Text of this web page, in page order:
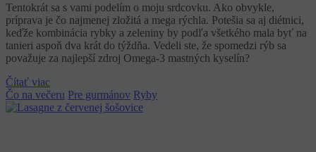
Tentokrát sa s vami podelím o moju srdcovku. Ako obvykle,
príprava je čo najmenej zložitá a mega rýchla. Potešia sa aj diétnici,
keďže kombinácia rybky a zeleniny by podľa všetkého mala byť na
tanieri aspoň dva krát do týždňa. Vedeli ste, že spomedzi rýb sa
považuje za najlepší zdroj Omega-3 mastných kyselín?
Čítať viac
Čo na večeru Pre gurmánov Ryby